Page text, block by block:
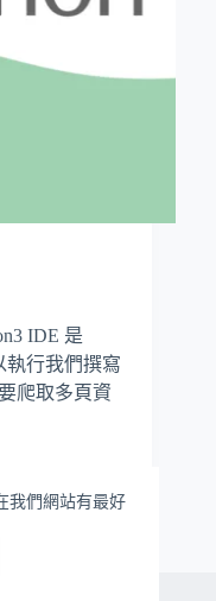
我們網站有最好
IDE 是
執行我們撰寫
爬取多頁資